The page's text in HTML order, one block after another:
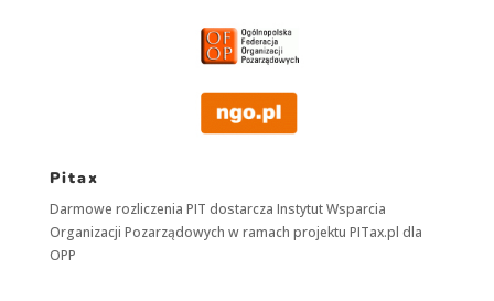
Pitax
Darmowe rozliczenia PIT dostarcza Instytut Wsparcia
Organizacji Pozarządowych w ramach projektu PITax.pl dla
OPP